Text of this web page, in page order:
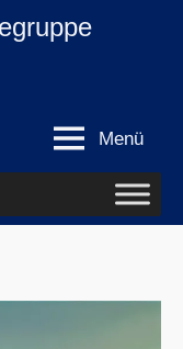
Menü